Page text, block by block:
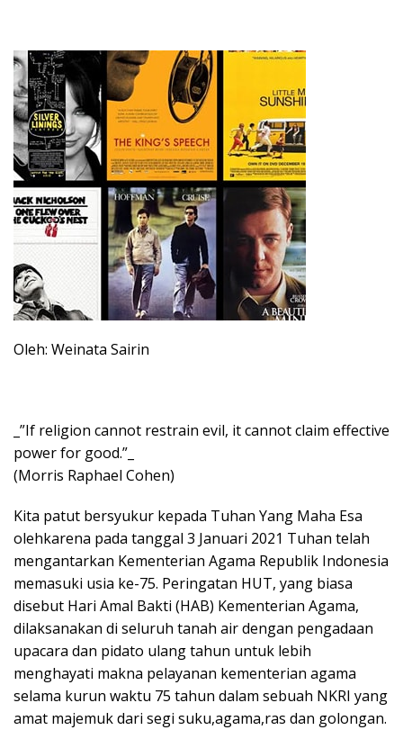
Oleh: Weinata Sairin
_”If religion cannot restrain evil, it cannot claim effective
power for good.”_
(Morris Raphael Cohen)
Kita patut bersyukur kepada Tuhan Yang Maha Esa
olehkarena pada tanggal 3 Januari 2021 Tuhan telah
mengantarkan Kementerian Agama Republik Indonesia
memasuki usia ke-75. Peringatan HUT, yang biasa
disebut Hari Amal Bakti (HAB) Kementerian Agama,
dilaksanakan di seluruh tanah air dengan pengadaan
upacara dan pidato ulang tahun untuk lebih
menghayati makna pelayanan kementerian agama
selama kurun waktu 75 tahun dalam sebuah NKRI yang
amat majemuk dari segi suku,agama,ras dan golongan.